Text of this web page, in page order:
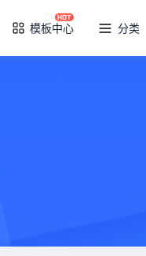
模板中心 分类